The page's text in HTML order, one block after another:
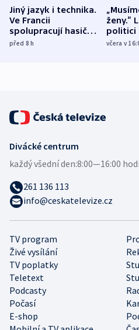
Jiný jazyk i technika.
Ve Francii
spolupracují hasiči z
různých zemí
před 8h
ženy.“
politici
dohodu
včera v
TV program
Živé vysílání
TV poplatky
Teletext
Podcasty
Počasí
E-shop
Divácké centrum
každý všední den:8:00—16:00
261 136 113
info@ceskatelevize.cz